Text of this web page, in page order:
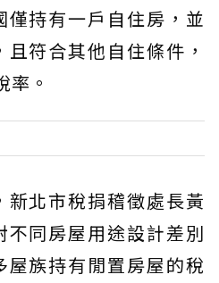
持有一戶自住房，並
符合其他自住條件，
率。
北市稅捐稽徵處長黃
同房屋用途設計差別
族持有閒置房屋的稅